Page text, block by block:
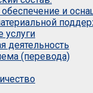
и
услуги
деятельность
(перевода)